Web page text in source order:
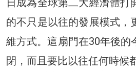
的不只是以往的發展模式，
維方式。這扇門在30年後的
閉，而且要比以往任何時候